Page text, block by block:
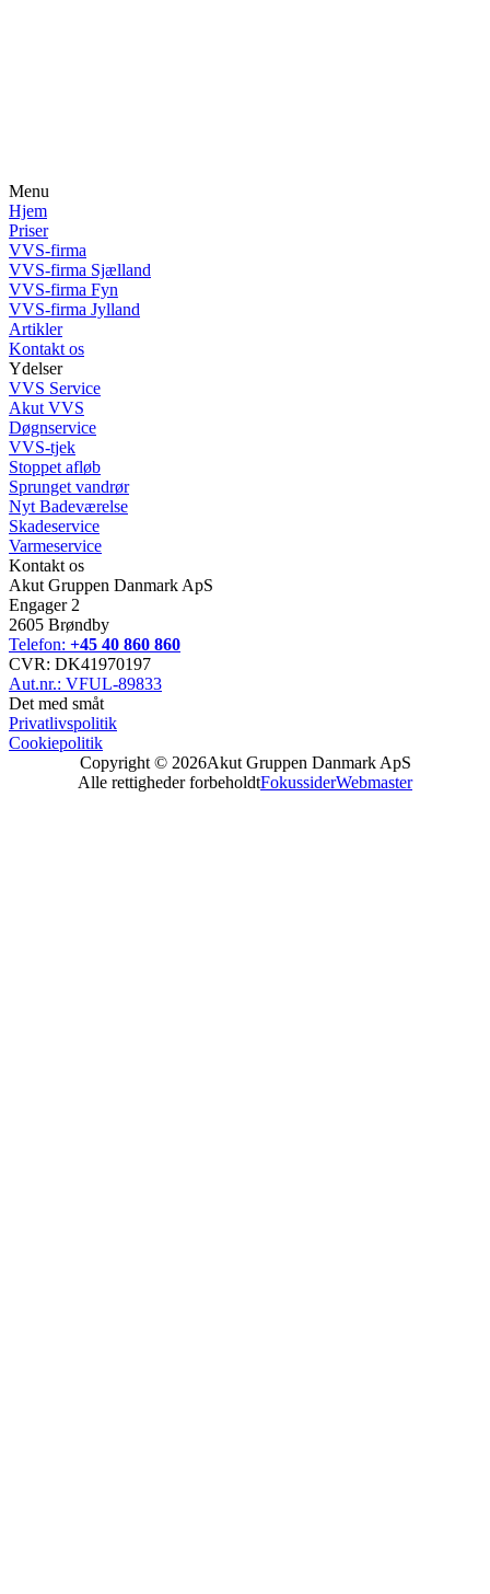
Menu
Hjem
Priser
VVS-firma
VVS-firma Sjælland
VVS-firma Fyn
VVS-firma Jylland
Artikler
Kontakt os
Ydelser
VVS Service
Akut VVS
Døgnservice
VVS-tjek
Stoppet afløb
Sprunget vandrør
Nyt Badeværelse
Skadeservice
Varmeservice
Kontakt os
Akut Gruppen Danmark ApS
Engager 2
2605 Brøndby
Telefon: +45 40 860 860
CVR: DK41970197
Aut.nr.: VFUL-89833
Det med småt
Privatlivspolitik
Cookiepolitik
Copyright © 2026Akut Gruppen Danmark ApS
Alle rettigheder forbeholdtFokussiderWebmaster